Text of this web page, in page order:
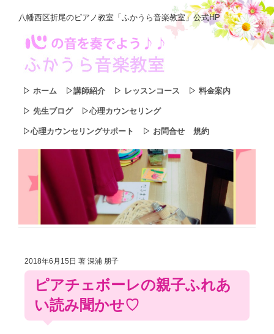
八幡西区折尾のピアノ教室「ふかうら音楽教室」公式HP
▷ ホーム ▷講師紹介 ▷ レッスンコース ▷ 料金案内
▷ 先生ブログ ▷心理カウンセリング
▷心理カウンセリングサポート ▷ お問合せ 規約
2018年6月15日 著 深浦 朋子
ピアチェボーレの親子ふれあ
い読み聞かせ♡